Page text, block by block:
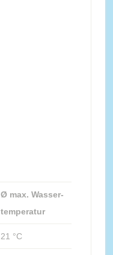
Ø max. Wasser-
temperatur
21 °C